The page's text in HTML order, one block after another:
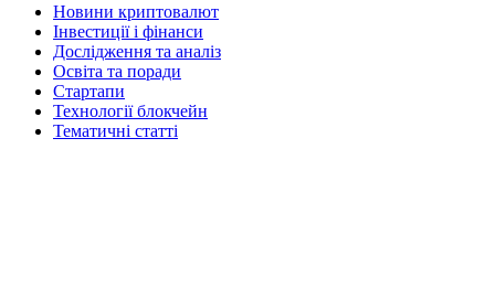
Новини криптовалют
Інвестиції і фінанси
Дослідження та аналіз
Освіта та поради
Стартапи
Технології блокчейн
Тематичні статті